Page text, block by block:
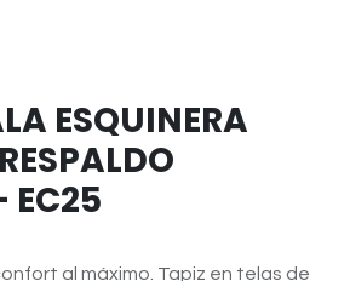
ESQUINERA
EC25
al máximo. Tapiz en telas de